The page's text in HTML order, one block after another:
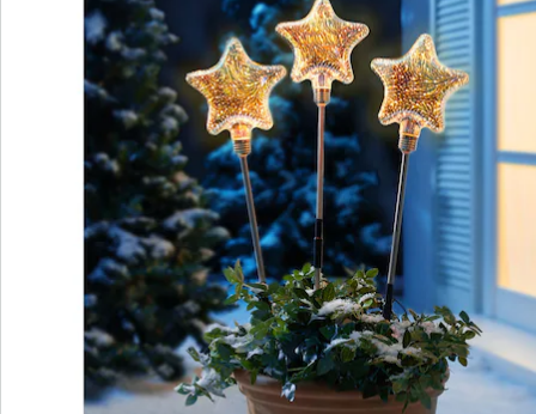
Bestellschein
Newsletter abonnieren
Wir sind für Sie da
Service-Hotline